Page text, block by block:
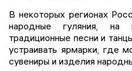
В некоторых регионах
народные гуляния, на
традиционные песни и
устраивать ярмарки, где
сувениры и изделия